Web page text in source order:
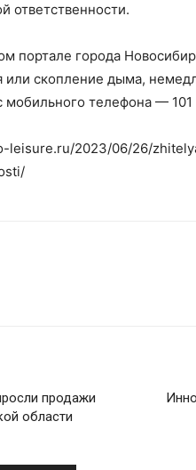
ответственности.
портале города
или скопление дыма,
мобильного телефона — 101
leisure.ru/2023/06/26/
продажи
области